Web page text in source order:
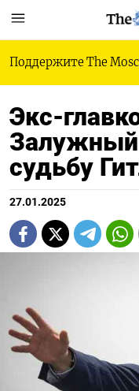
Поддержите The
Экс-
Залужный
судьбу
27.01.2025